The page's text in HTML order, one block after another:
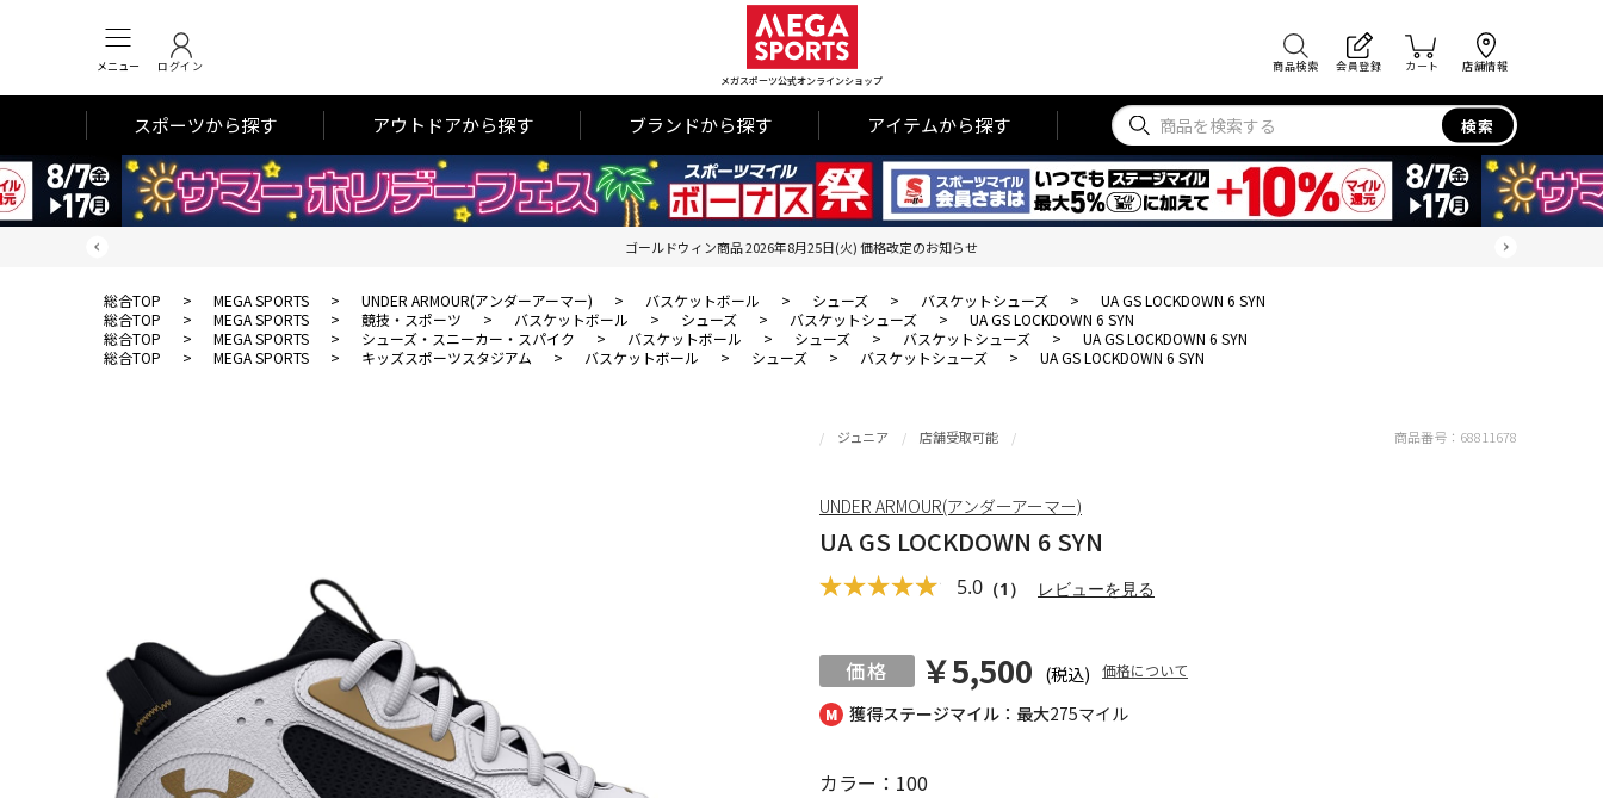
メニュー ログイン
メガスポーツ公式オンラインショップ
商品検索 会員登録 カート 店舗情報
スポーツから探す アウトドアから探す ブランドから探す アイテムから探す 検索
ゴールドウィン商品 2026年8月25日(火) 価格改定のお知らせ
総合TOP > MEGA SPORTS > UNDER ARMOUR(アンダーアーマー) > バスケットボール > シューズ > バスケットシューズ >
UA GS LOCKDOWN 6 SYN
総合TOP
> MEGA SPORTS > 競技・スポーツ > バスケットボール > シューズ > バスケットシューズ >
UA GS LOCKDOWN 6 SYN
総合TOP
> MEGA SPORTS > シューズ・スニーカー・スパイク > バスケットボール > シューズ > バスケットシューズ >
UA GS LOCKDOWN 6 SYN
総合TOP
> MEGA SPORTS > キッズスポーツスタジアム > バスケットボール > シューズ > バスケットシューズ > UA GS LOCKDOWN 6 SYN
獲得ステージマイル：最大275マイル
ジュニア 店舗受取可能
UA GS LOCKDOWN 6 SYN
5.0 （1） レビューを見る
￥5,500 (税込) 価格について
カラー：100
商品番号： 68811678
UNDER ARMOUR(アンダーアーマー)